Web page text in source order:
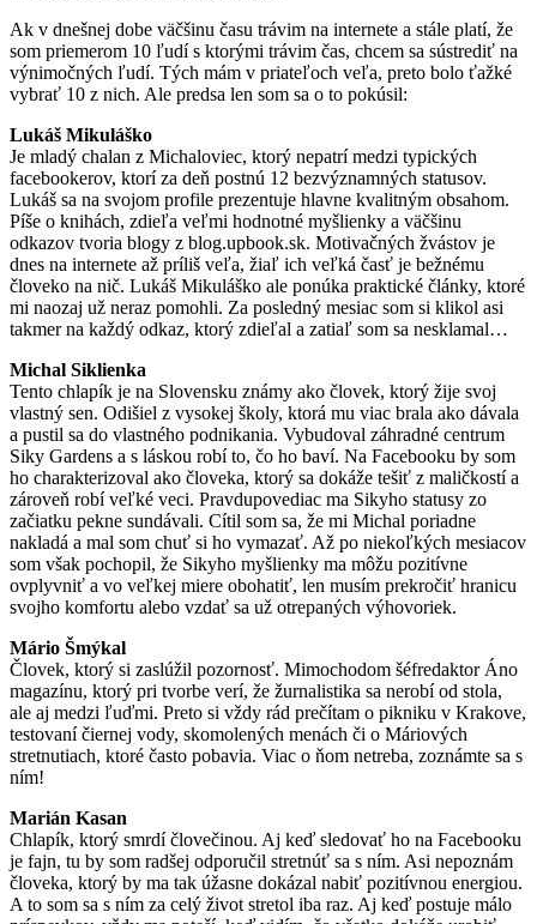
Ak v dnešnej dobe väčšinu času trávim na internete a stále platí, že
som priemerom 10 ľudí s ktorými trávim čas, chcem sa sústrediť na
výnimočných ľudí. Tých mám v priateľoch veľa, preto bolo ťažké
vybrať 10 z nich. Ale predsa len som sa o to pokúsil:
Lukáš Mikuláško
Je mladý chalan z Michaloviec, ktorý nepatrí medzi typických
facebookerov, ktorí za deň postnú 12 bezvýznamných statusov.
Lukáš sa na svojom profile prezentuje hlavne kvalitným obsahom.
Píše o knihách, zdieľa veľmi hodnotné myšlienky a väčšinu
odkazov tvoria blogy z blog.upbook.sk. Motivačných žvástov je
dnes na internete až príliš veľa, žiaľ ich veľká časť je bežnému
človeko na nič. Lukáš Mikuláško ale ponúka praktické články, ktoré
mi naozaj už neraz pomohli. Za posledný mesiac som si klikol asi
takmer na každý odkaz, ktorý zdieľal a zatiaľ som sa nesklamal…
Michal Siklienka
Tento chlapík je na Slovensku známy ako človek, ktorý žije svoj
vlastný sen. Odišiel z vysokej školy, ktorá mu viac brala ako dávala
a pustil sa do vlastného podnikania. Vybudoval záhradné centrum
Siky Gardens a s láskou robí to, čo ho baví. Na Facebooku by som
ho charakterizoval ako človeka, ktorý sa dokáže tešiť z maličkostí a
zároveň robí veľké veci. Pravdupovediac ma Sikyho statusy zo
začiatku pekne sundávali. Cítil som sa, že mi Michal poriadne
nakladá a mal som chuť si ho vymazať. Až po niekoľkých mesiacov
som však pochopil, že Sikyho myšlienky ma môžu pozitívne
ovplyvniť a vo veľkej miere obohatiť, len musím prekročiť hranicu
svojho komfortu alebo vzdať sa už otrepaných výhovoriek.
Mário Šmýkal
Človek, ktorý si zaslúžil pozornosť. Mimochodom šéfredaktor Áno
magazínu, ktorý pri tvorbe verí, že žurnalistika sa nerobí od stola,
ale aj medzi ľuďmi. Preto si vždy rád prečítam o pikniku v Krakove,
testovaní čiernej vody, skomolených menách či o Máriových
stretnutiach, ktoré často pobavia. Viac o ňom netreba, zoznámte sa s
ním!
Marián Kasan
Chlapík, ktorý smrdí človečinou. Aj keď sledovať ho na Facebooku
je fajn, tu by som radšej odporučil stretnúť sa s ním. Asi nepoznám
človeka, ktorý by ma tak úžasne dokázal nabiť pozitívnou energiou.
A to som sa s ním za celý život stretol iba raz. Aj keď postuje málo